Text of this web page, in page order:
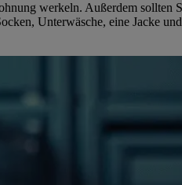
werkeln. Außerdem sollten
Unterwäsche, eine Jacke